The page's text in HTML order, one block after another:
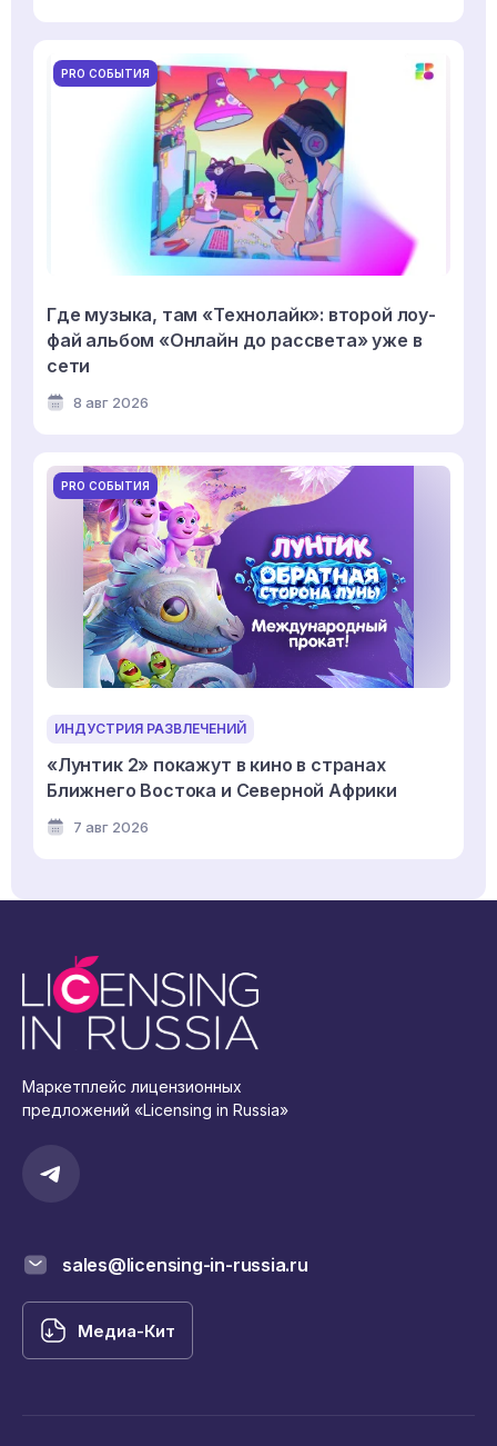
PRO СОБЫТИЯ
Где музыка, там «Технолайк»: второй лоу-
фай альбом «Онлайн до рассвета» уже в
сети
8 авг 2026
PRO СОБЫТИЯ
ИНДУСТРИЯ РАЗВЛЕЧЕНИЙ
«Лунтик 2» покажут в кино в странах
Ближнего Востока и Северной Африки
7 авг 2026
Маркетплейс лицензионных
предложений «Licensing in Russia»
sales@licensing-in-russia.ru
Медиа-Кит